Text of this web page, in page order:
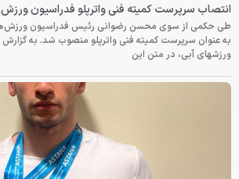
انتصاب سرپرست کمیته فنی واترپلو فدراسیون
طی حکمی از سوی محسن رضوانی رئیس فدراسیون
به عنوان سرپرست کمیته فنی واترپلو منصوب شد. به
ورزشهای آبی، در متن این